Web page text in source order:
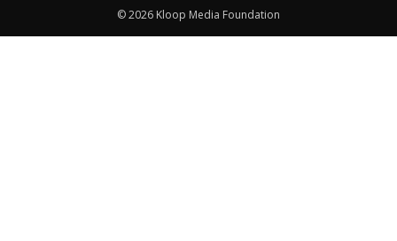
© 2026 Kloop Media Foundation